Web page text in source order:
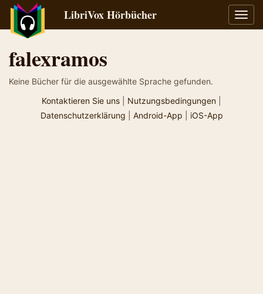
LibriVox Hörbücher
falexramos
Keine Bücher für die ausgewählte Sprache gefunden.
Kontaktieren Sie uns
Nutzungsbedingungen
Datenschutzerklärung
Android-App iOS-App